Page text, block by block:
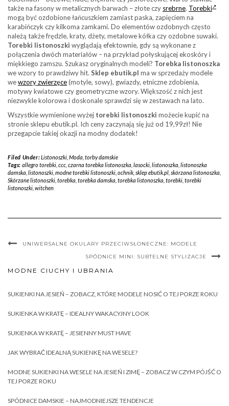
także na fasony w metalicznych barwach – złote czy srebrne. Torebki
mogą być ozdobione łańcuszkiem zamiast paska, zapięciem na
karabińczyk czy kilkoma zamkami. Do elementów ozdobnych często
należą także frędzle, kraty, dżety, metalowe kółka czy ozdobne suwaki.
Torebki listonoszki wyglądają efektownie, gdy są wykonane z
połączenia dwóch materiałów – na przykład połyskującej ekoskóry i
miękkiego zamszu. Szukasz oryginalnych modeli? Torebka listonoszka
we wzory to prawdziwy hit. Sklep ebutik.pl ma w sprzedaży modele
wewzory zwierzęce(motyle, sowy), gwiazdy, etniczne zdobienia,
motywy kwiatowe czy geometryczne wzory. Większość z nich jest
niezwykle kolorowa i doskonale sprawdzi się w zestawach na lato.
Wszystkie wymienione wyżej torebki listonoszki możecie kupić na
stronie sklepu ebutik.pl. Ich ceny zaczynają się już od 19,99zł! Nie
przegapcie takiej okazji na modny dodatek!
Filed Under:Listonoszki, Moda torby damskie
Tags: allegro torebki, ccc, czarna torebka listonoszka lasocki, listonoszka listonoszka
damska listonoszki modne torebki listonoszki ochnik sklep ebutik.pl skórzana listonoszka
Skórzane listonoszki torebka torebka damska torebka listonoszka torebki torebki
listonoszki witchen
UNIWERSALNE OKULARY PRZECIWSŁONECZNE: MODELE
SPÓDNICE MINI: SUBTELNE STYLIZACJE
MODNE CIUCHY I UBRANIA
SUKIENKI NA JESIEŃ – ZOBACZ, KTÓRE MODELE NOSIĆ O TEJ PORZE ROKU
SUKIENKA W KRATĘ – IDEALNY WAKACYJNY LOOK
SUKIENKA W KRATĘ – JESIENNY MUST HAVE
JAK WYBRAĆ IDEALNĄ SUKIENKĘ NA WESELE?
MODNE SUKIENKI NA WESELE NA JESIEŃ I ZIMĘ – ZOBACZ W CZYM PÓJŚĆ O
TEJ PORZE ROKU
SPÓDNICE DAMSKIE – NAJMODNIEJSZE TENDENCJE